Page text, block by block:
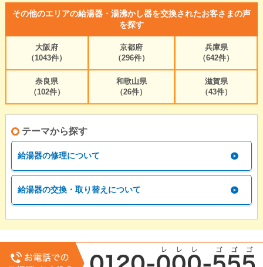
その他のエリアの給湯器・湯沸かし器を交換されたお客さまの声
を探す
大阪府
（1043件）
京都府
（296件）
兵庫県
（642件）
奈良県
（102件）
和歌山県
（26件）
滋賀県
（43件）
テーマから探す
給湯器の修理について
給湯器の交換・取り替えについて